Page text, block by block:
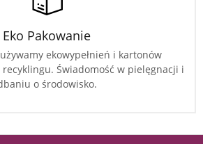
Eko Pakowanie
ekowypełnień i kartonów
Świadomość w pielęgnacji i
o środowisko.